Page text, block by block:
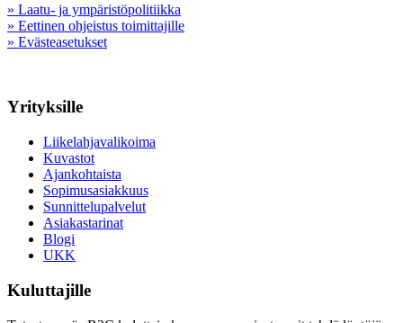
» Laatu- ja ympäristöpolitiikka
» Eettinen ohjeistus toimittajille
» Evästeasetukset
Yrityksille
Liikelahjavalikoima
Kuvastot
Ajankohtaista
Sopimusasiakkuus
Sunnittelupalvelut
Asiakastarinat
Blogi
UKK
Kuluttajille